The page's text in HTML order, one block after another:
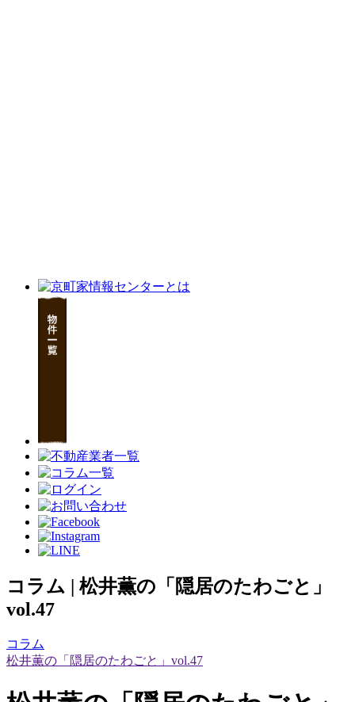
コラム | 松井薫の「隠居のたわごと」
vol.47
コラム
松井薫の「隠居のたわごと」vol.47